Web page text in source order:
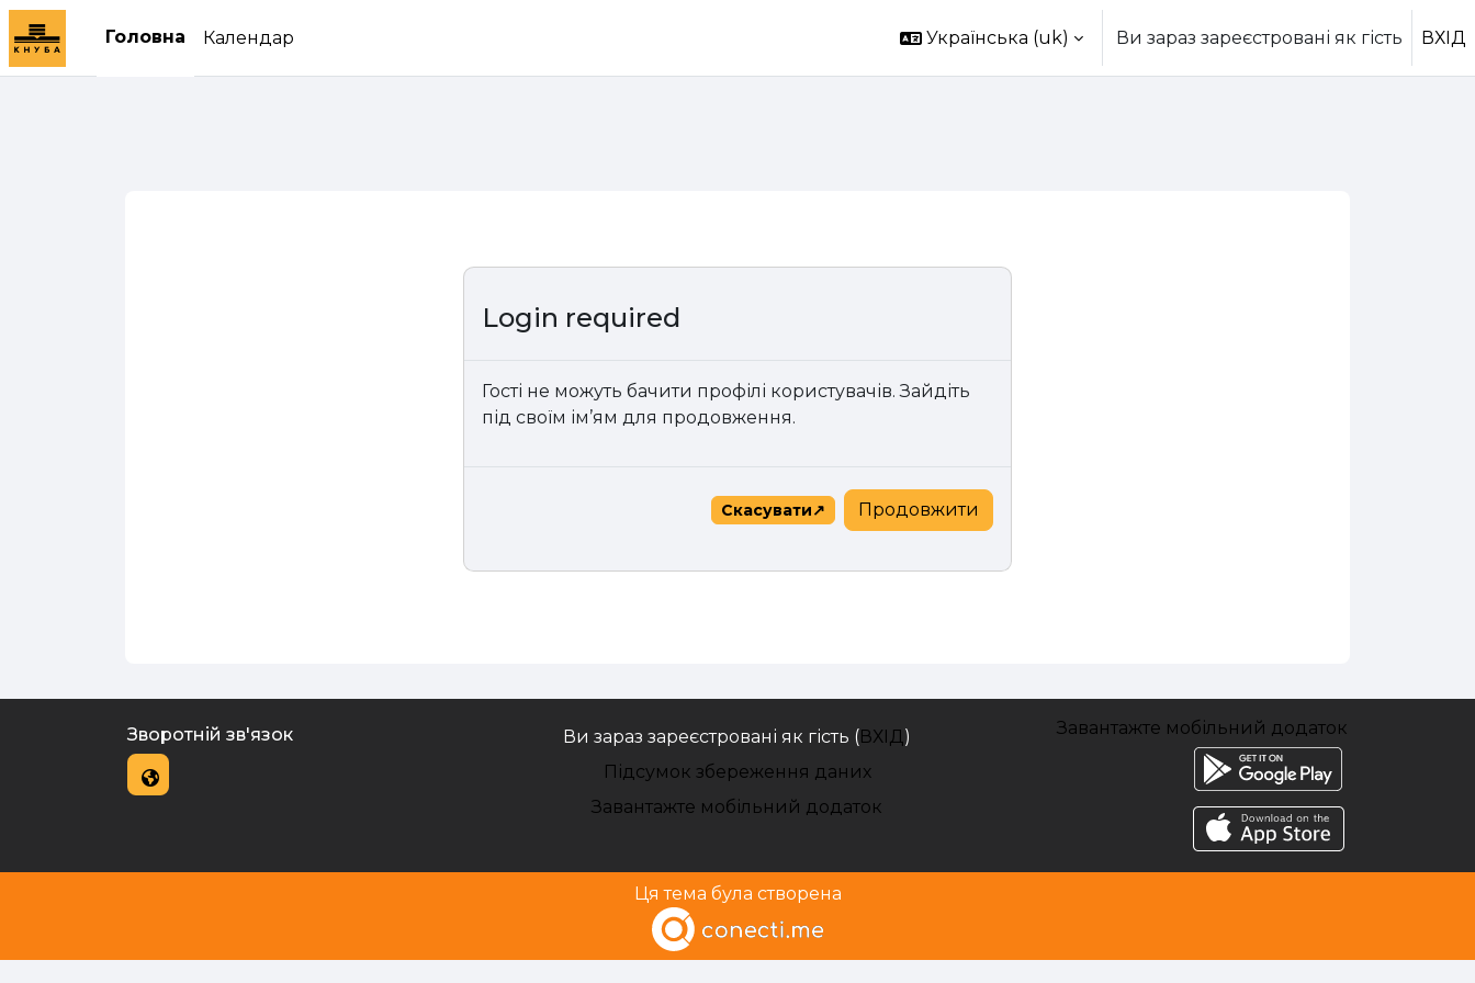
Перейти до головного вмісту
Головна
Календар Українська ‎(uk)‎ Ви зараз зареєстровані як гість ВХІД
Login required
Гості не можуть бачити профілі користувачів. Зайдіть
під своїм ім’ям для продовження.
Скасувати Продовжити
Зворотній зв'язок Ви зараз зареєстровані як гість (ВХІД)
Підсумок збереження даних
Завантажте мобільний додаток
Завантажте мобільний додаток
Ця тема була створена